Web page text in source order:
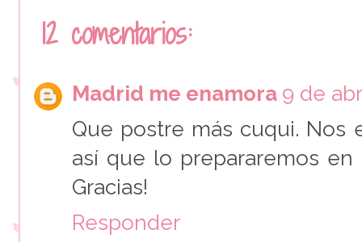
12 comentarios:
Madrid me enamora 9 de
Que postre más cuqui. Nos
así que lo prepararemos
Gracias!
Responder